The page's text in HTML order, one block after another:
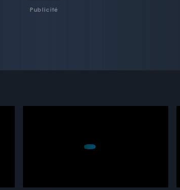
Publicité